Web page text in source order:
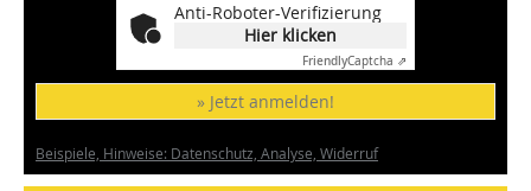
Anti-Roboter-Verifizierung
Hier klicken
FriendlyCaptcha ⇗
» Jetzt anmelden!
Beispiele, Hinweise: Datenschutz, Analyse, Widerruf